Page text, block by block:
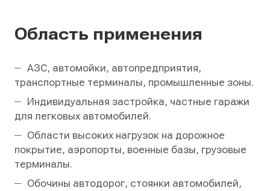
Область применения
АЗС, автомойки, автопредприятия,
транспортные терминалы, промышленные зоны.
Индивидуальная застройка, частные гаражи
для легковых автомобилей.
Области высоких нагрузок на дорожное
покрытие, аэропорты, военные базы, грузовые
терминалы.
Обочины автодорог, стоянки автомобилей,